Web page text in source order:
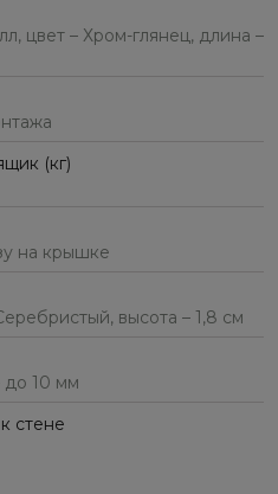
цвет – Хром-глянец, длина –
(кг)
на крышке
высота – 1,8 см
до 10 мм
стене